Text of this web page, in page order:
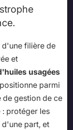
d'une filière de
et
usagées
parmi
de gestion de ce
: protéger les
part, et